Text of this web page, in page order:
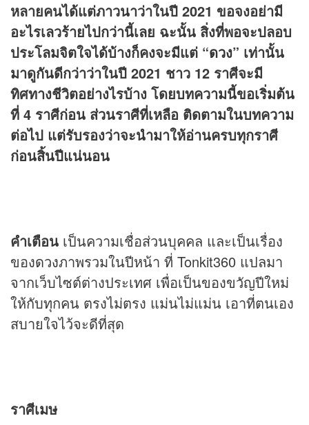
หลายคนได้แต่ภาวนาว่าในปี 2021 ขอจงอย่ามี
อะไรเลวร้ายไปกว่านี้เลย ฉะนั้น สิ่งที่พอจะปลอบ
ประโลมจิตใจได้บ้างก็คงจะมีแต่ “ดวง” เท่านั้น
มาดูกันดีกว่าว่าในปี 2021 ชาว 12 ราศีจะมี
ทิศทางชีวิตอย่างไรบ้าง โดยบทความนี้ขอเริ่มต้น
ที่ 4 ราศีก่อน ส่วนราศีที่เหลือ ติดตามในบทความ
ต่อไป แต่รับรองว่าจะนำมาให้อ่านครบทุกราศี
ก่อนสิ้นปีแน่นอน
คำเตือน เป็นความเชื่อส่วนบุคคล และเป็นเรื่อง
ของดวงภาพรวมในปีหน้า ที่ Tonkit360 แปลมา
จากเว็บไซต์ต่างประเทศ เพื่อเป็นของขวัญปีใหม่
ให้กับทุกคน ตรงไม่ตรง แม่นไม่แม่น เอาที่ตนเอง
สบายใจไว้จะดีที่สุด
ราศีเมษ